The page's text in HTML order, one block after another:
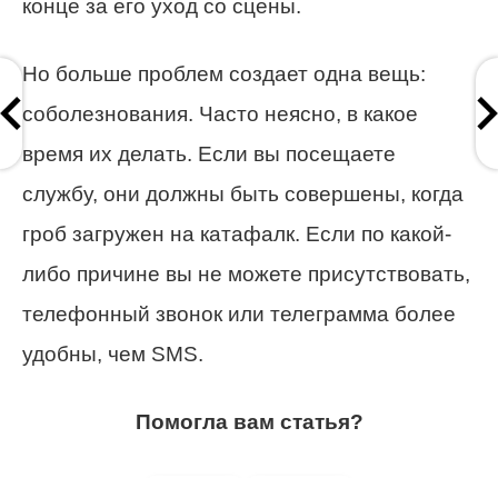
конце за его уход со сцены.
Но больше проблем создает одна вещь:
соболезнования. Часто неясно, в какое
время их делать. Если вы посещаете
службу, они должны быть совершены, когда
гроб загружен на катафалк. Если по какой-
либо причине вы не можете присутствовать,
телефонный звонок или телеграмма более
удобны, чем SMS.
Помогла вам статья?